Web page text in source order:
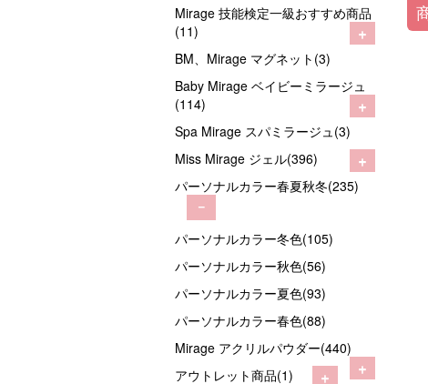
Mirage 技能検定一級おすすめ商品
(11)
+
BM、Mirage マグネット(3)
Baby Mirage ベイビーミラージュ
(114)
+
Spa Mirage スパミラージュ(3)
Miss Mirage ジェル(396)
+
パーソナルカラー春夏秋冬(235)
－
パーソナルカラー冬色(105)
パーソナルカラー秋色(56)
パーソナルカラー夏色(93)
パーソナルカラー春色(88)
Mirage アクリルパウダー(440)
+
アウトレット商品(1) +